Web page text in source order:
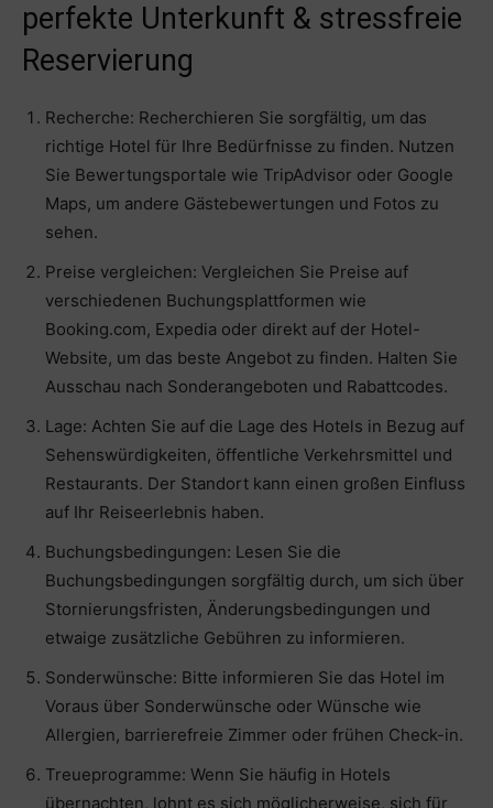
perfekte Unterkunft & stressfreie
Reservierung
Recherche: Recherchieren Sie sorgfältig, um das
richtige Hotel für Ihre Bedürfnisse zu finden. Nutzen
Sie Bewertungsportale wie TripAdvisor oder Google
Maps, um andere Gästebewertungen und Fotos zu
sehen.
Preise vergleichen: Vergleichen Sie Preise auf
verschiedenen Buchungsplattformen wie
Booking.com, Expedia oder direkt auf der Hotel-
Website, um das beste Angebot zu finden. Halten Sie
Ausschau nach Sonderangeboten und Rabattcodes.
Lage: Achten Sie auf die Lage des Hotels in Bezug auf
Sehenswürdigkeiten, öffentliche Verkehrsmittel und
Restaurants. Der Standort kann einen großen Einfluss
auf Ihr Reiseerlebnis haben.
Buchungsbedingungen: Lesen Sie die
Buchungsbedingungen sorgfältig durch, um sich über
Stornierungsfristen, Änderungsbedingungen und
etwaige zusätzliche Gebühren zu informieren.
Sonderwünsche: Bitte informieren Sie das Hotel im
Voraus über Sonderwünsche oder Wünsche wie
Allergien, barrierefreie Zimmer oder frühen Check-in.
Treueprogramme: Wenn Sie häufig in Hotels
übernachten, lohnt es sich möglicherweise, sich für